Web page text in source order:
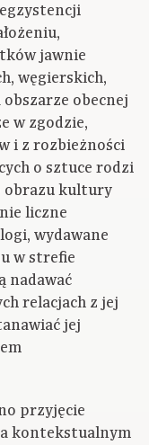
jawnie
węgierskich,
obecnej
w zgodzie,
i z rozbieżności
o sztuce rodzi
obrazu kultury
liczne
wydawane
w strefie
nadawać
relacjach z jej
jej
przyjęcie
kontekstualnym